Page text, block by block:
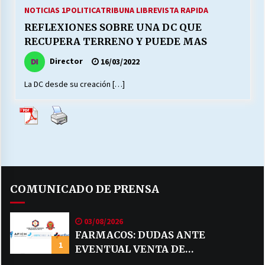
MUNICIPALIDAD, TRABAJADORES, CLIMA
LABORAL:
13/07/2026
Escuela hospitalaria El Carmen de Maipu.
VOLVER A SER ALTERNATIVA
MUNICIPALIDADES, HONORARIOS, DESPIDOS
NOTICIAS 1POLITICATRIBUNA LIBREVISTA RAPIDA
REFLEXIONES SOBRE UNA DC QUE
RECUPERA TERRENO Y PUEDE MAS
Director 16/03/2022
La DC desde su creación […]
COMUNICADO DE PRENSA
1
03/08/2026
FARMACOS: DUDAS ANTE
EVENTUAL VENTA DE